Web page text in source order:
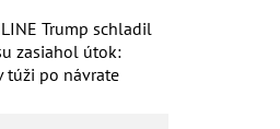
Trump schladil
zasiahol útok:
túži po návrate